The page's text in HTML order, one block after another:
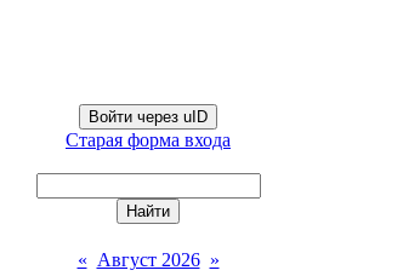
Войти через uID
Старая форма входа
« Август 2026 »